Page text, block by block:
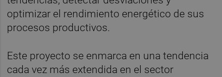
optimizar el rendimiento energético de sus
procesos productivos.
Este proyecto se enmarca en una tendencia
cada vez más extendida en el sector